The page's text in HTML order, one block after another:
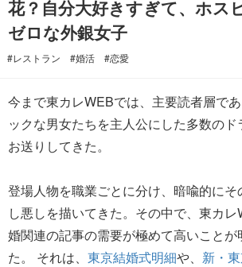
花？自分大好きすぎて、ホス
ゼロな外銀女子
#レストラン #婚活 #恋愛
今まで東カレWEBでは、主要読者層で
ックな男女たちを主人公にした多数の
お送りしてきた。
登場人物を職業ごとに分け、暗喩的にそ
し悪しを描いてきた。その中で、東カ
婚関連の記事の需要が極めて高いことが
た。 それは、 東京結婚式明細や、 新・